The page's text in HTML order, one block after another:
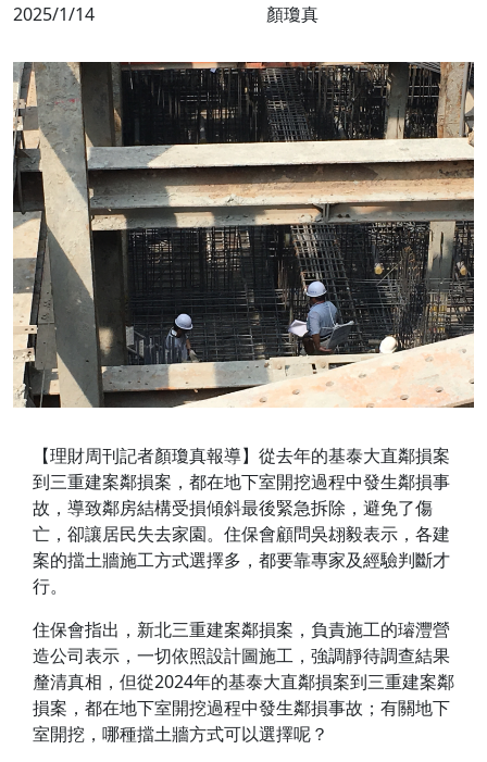
2025/1/14 顏瓊真
【理財周刊記者顏瓊真報導】從去年的基泰大直鄰損案
到三重建案鄰損案，都在地下室開挖過程中發生鄰損事
故，導致鄰房結構受損傾斜最後緊急拆除，避免了傷
亡，卻讓居民失去家園。住保會顧問吳翃毅表示，各建
案的擋土牆施工方式選擇多，都要靠專家及經驗判斷才
行。
住保會指出，新北三重建案鄰損案，負責施工的璿灃營
造公司表示，一切依照設計圖施工，強調靜待調查結果
釐清真相，但從2024年的基泰大直鄰損案到三重建案鄰
損案，都在地下室開挖過程中發生鄰損事故；有關地下
室開挖，哪種擋土牆方式可以選擇呢？